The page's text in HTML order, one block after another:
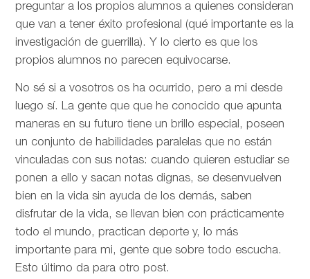
preguntar a los propios alumnos a quienes consideran
que van a tener éxito profesional (qué importante es la
investigación de guerrilla). Y lo cierto es que los
propios alumnos no parecen equivocarse.
No sé si a vosotros os ha ocurrido, pero a mi desde
luego sí. La gente que que he conocido que apunta
maneras en su futuro tiene un brillo especial, poseen
un conjunto de habilidades paralelas que no están
vinculadas con sus notas: cuando quieren estudiar se
ponen a ello y sacan notas dignas, se desenvuelven
bien en la vida sin ayuda de los demás, saben
disfrutar de la vida, se llevan bien con prácticamente
todo el mundo, practican deporte y, lo más
importante para mi, gente que sobre todo escucha.
Esto último da para otro post.